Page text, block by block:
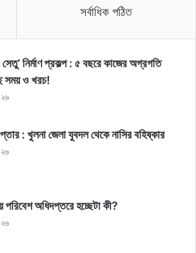
সর্বাধিক পঠিত
নির্মাণ প্রকল্প : ৫ বছরে কাজের অগ্রগতি
সময় ও খরচ!
: খুলনা জেলা যুবদল থেকে নাসির বহিষ্কার
পরিবেশ অধিদপ্তরে হচ্ছেটা কী?